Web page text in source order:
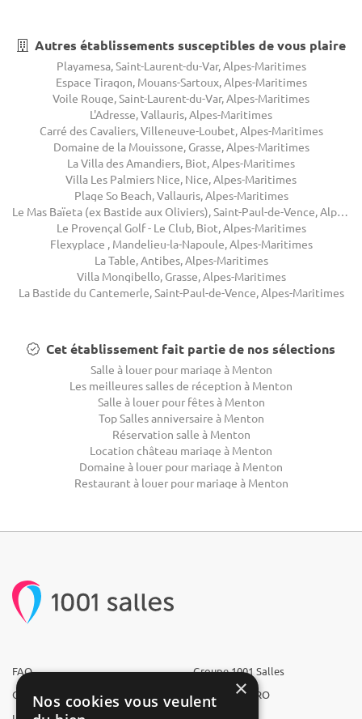
Autres établissements susceptibles de vous plaire
Playamesa, Saint-Laurent-du-Var, Alpes-Maritimes
Espace Tiragon, Mouans-Sartoux, Alpes-Maritimes
Voile Rouge, Saint-Laurent-du-Var, Alpes-Maritimes
L'Adresse, Vallauris, Alpes-Maritimes
Carré des Cavaliers, Villeneuve-Loubet, Alpes-Maritimes
Domaine de la Mouissone, Grasse, Alpes-Maritimes
La Villa des Amandiers, Biot, Alpes-Maritimes
Villa Les Palmiers Nice, Nice, Alpes-Maritimes
Plage So Beach, Vallauris, Alpes-Maritimes
Le Mas Baïeta (ex Bastide aux Oliviers), Saint-Paul-de-Vence, Alpes-Maritimes
Le Provençal Golf - Le Club, Biot, Alpes-Maritimes
Flexyplace , Mandelieu-la-Napoule, Alpes-Maritimes
La Table, Antibes, Alpes-Maritimes
Villa Mongibello, Grasse, Alpes-Maritimes
La Bastide du Cantemerle, Saint-Paul-de-Vence, Alpes-Maritimes
Cet établissement fait partie de nos sélections
Salle à louer pour mariage à Menton
Les meilleures salles de réception à Menton
Salle à louer pour fêtes à Menton
Top Salles anniversaire à Menton
Réservation salle à Menton
Location château mariage à Menton
Domaine à louer pour mariage à Menton
Restaurant à louer pour mariage à Menton
FAQ
Qui sommes-nous ?
Groupe 1001 Salles
1001 Salles PRO
×
Nos cookies vous veulent